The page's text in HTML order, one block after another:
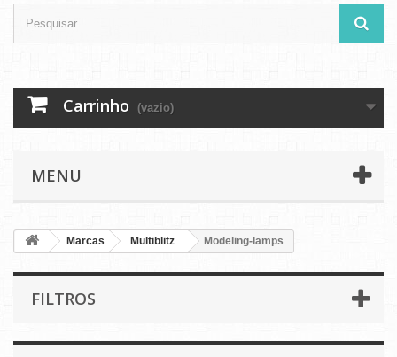
Carrinho (vazio)
MENU
Marcas Multiblitz Modeling-lamps
FILTROS